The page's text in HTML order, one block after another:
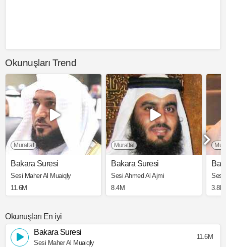
Okunuşları Trend
Murattal
Bakara Suresi
Sesi Maher Al Muaiqly
11.6M
Murattal
Bakara Suresi
Sesi Ahmed Al Ajmi
8.4M
Sesi
3.8M
Okunuşları En iyi
Bakara Suresi
Sesi Maher Al Muaiqly
11.6M